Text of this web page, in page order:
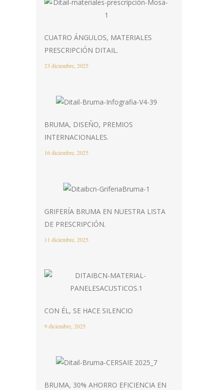
CUATRO ÁNGULOS, MATERIALES
PRESCRIPCIÓN DITAIL.
23 diciembre, 2025
BRUMA, DISEÑO, PREMIOS
INTERNACIONALES.
16 diciembre, 2025
GRIFERÍA BRUMA EN NUESTRA LISTA
DE PRESCRIPCIÓN.
11 diciembre, 2025
CON ÉL, SE HACE SILENCIO
9 diciembre, 2025
BRUMA, 30% AHORRO EFICIENCIA EN